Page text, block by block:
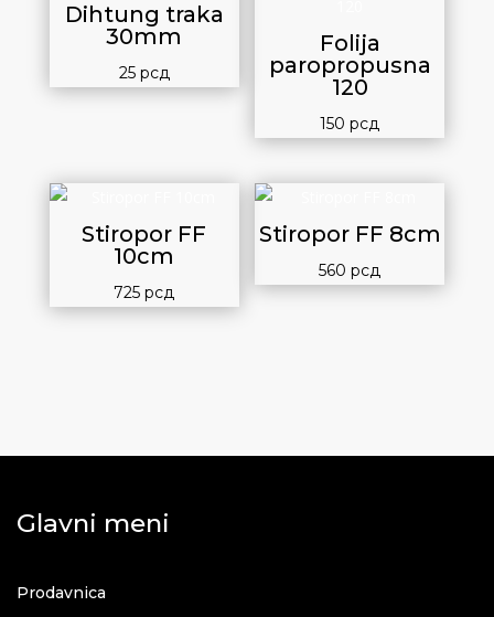
Dihtung traka
30mm
25 рсд
Folija
paropropusna
120
150рсд
Stiropor FF
10cm
725рсд
Stiropor FF 8cm
560рсд
Glavni meni
Prodavnica